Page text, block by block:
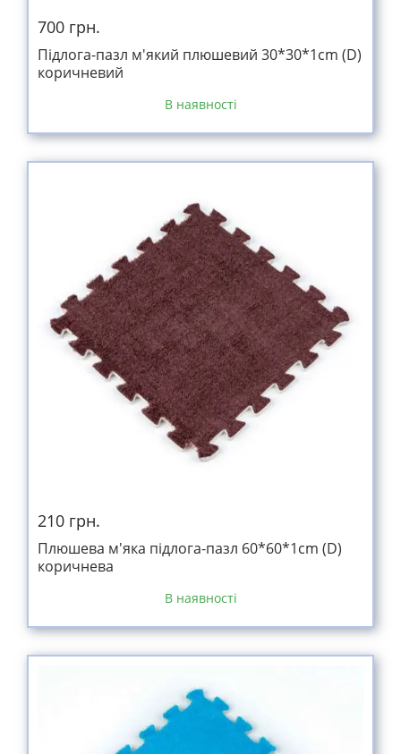
700 грн.
Підлога-пазл м'який плюшевий 30*30*1cm (D)
коричневий
В наявності
210 грн.
Плюшева м'яка підлога-пазл 60*60*1cm (D)
коричнева
В наявності